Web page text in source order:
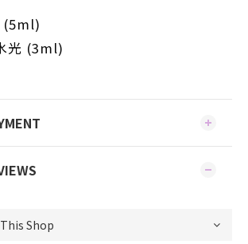
(5ml)
光 (3ml)